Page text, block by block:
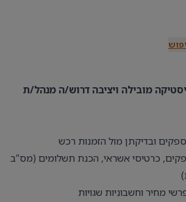
מובילה ויציבה דרוש/ה מנהל/ת
ובדיקתן מול הזמנות רכש
כרטיסי אשראי, הכנת תשלומים (מס”ב
מחיר וחשבוניות שגויות